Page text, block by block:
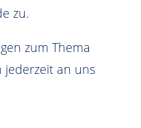
zu.
zum Thema
jederzeit an uns